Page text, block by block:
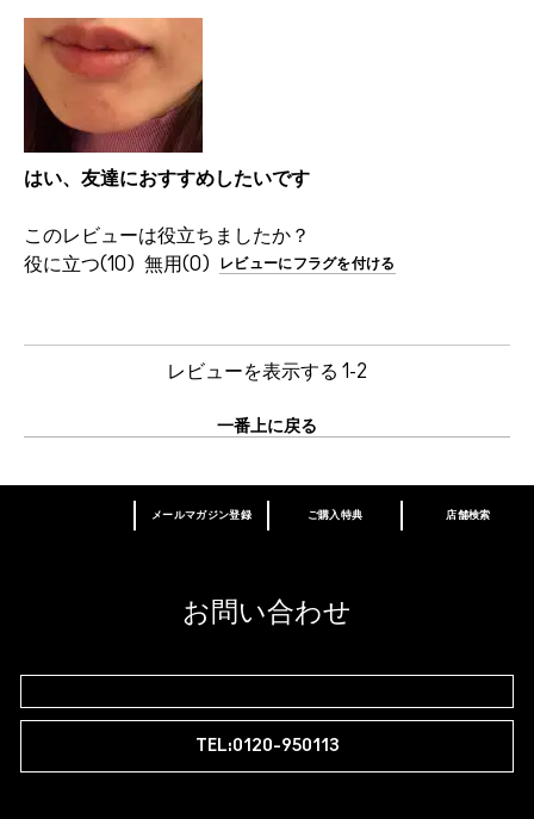
はい、友達におすすめしたいです
このレビューは役立ちましたか？
10
0 レビューにフラグを付ける
レビューを表示する 1-2
一番上に戻る
あなたはM･A･Cラバー ロイヤリティ プログ
登録後の初回購入時に10%OFF
メールマガジン登録 ご購入特典 店舗検索
お問い合わせ
TEL:0120-950113